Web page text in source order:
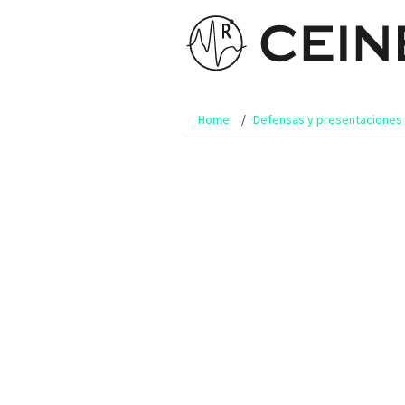
Home Defensas y presentaciones